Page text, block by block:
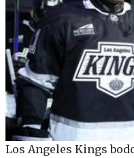
Los Angeles Kings